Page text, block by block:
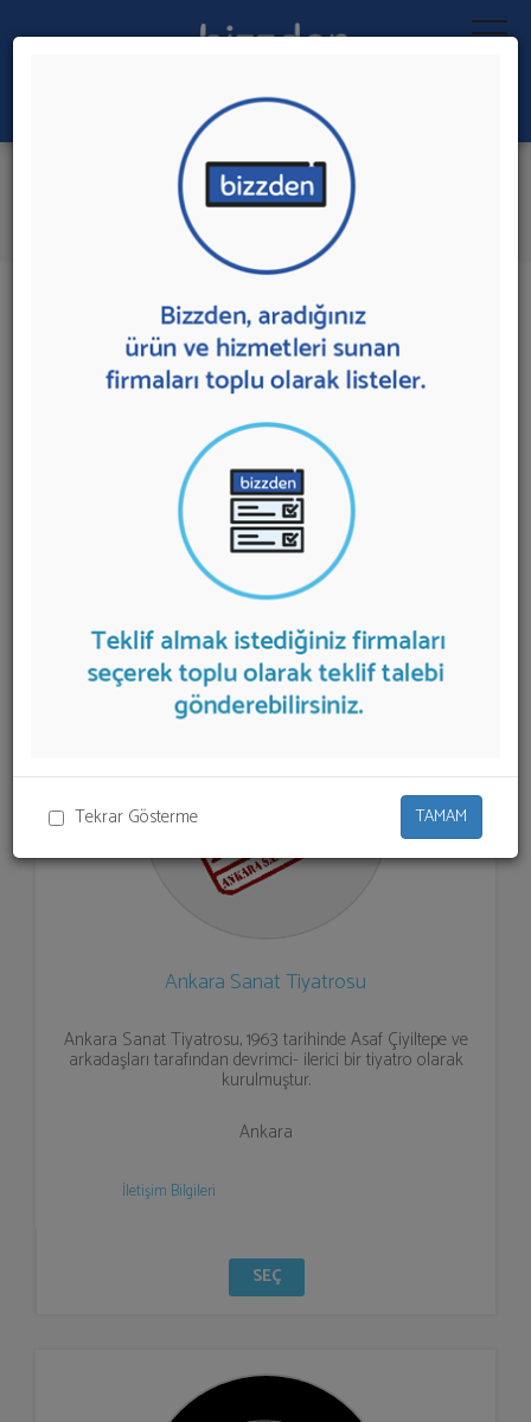
Tekrar Gösterme TAMAM
Ara:
Tiyatro Sahnesi
İlk 3 Firmaya Mesaj Gönder
3 sonuç bulundu.
Tiyatro Sahnesisunan firmalar aşağıda
listelenmektedir.
Tiyatro Sahnesi
teklifi almak için
listeden seçim yapıp ya da "İlk 5 Firmadan Teklif İste"
kısmından toplu olarak teklif talebinizi firmalara
aktarabilirsiniz.
Ankara Sanat Tiyatrosu
Ankara Sanat Tiyatrosu, 1963 tarihinde Asaf Çiyiltepe ve
arkadaşları tarafından devrimci- ilerici bir tiyatro olarak
kurulmuştur.
Ankara
İletişim Bilgileri
SEÇ